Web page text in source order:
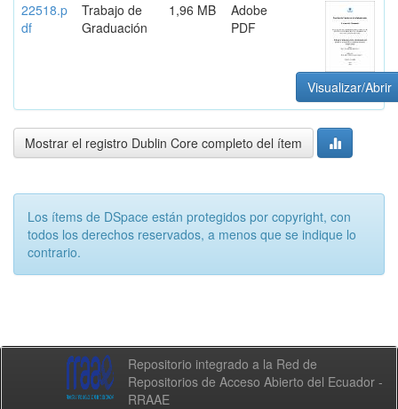
22518.p
df
Trabajo de
Graduación
1,96 MB
Adobe
PDF
Visualizar/Abrir
Mostrar el registro Dublin Core completo del ítem
Los ítems de DSpace están protegidos por copyright, con
todos los derechos reservados, a menos que se indique lo
contrario.
Repositorio integrado a la Red de
Repositorios de Acceso Abierto del Ecuador -
RRAAE